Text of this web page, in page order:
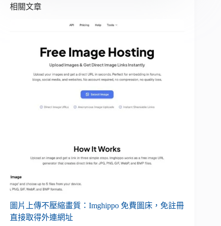
相關文章
圖片上傳不壓縮畫質：Imghippo 免費圖床，免註冊
直接取得外連網址